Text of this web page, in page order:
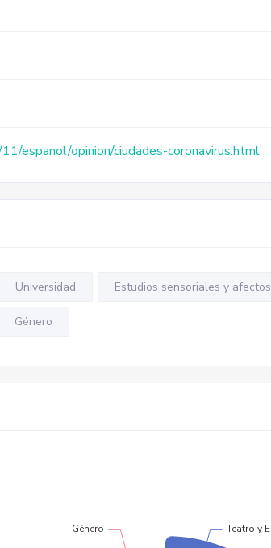
espanol/opinion/ciudades-coronavirus.html
Universidad Estudios sensoriales y afectos
Género